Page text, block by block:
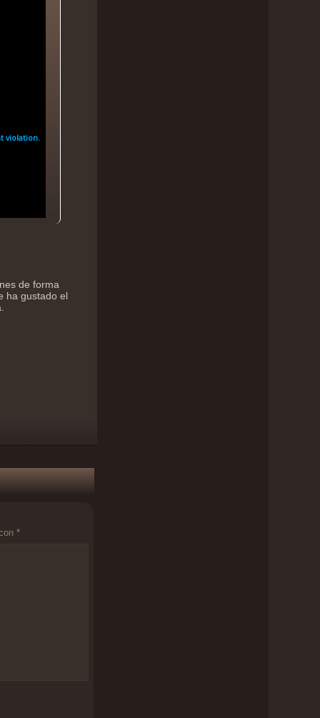
de forma
ha gustado el
*